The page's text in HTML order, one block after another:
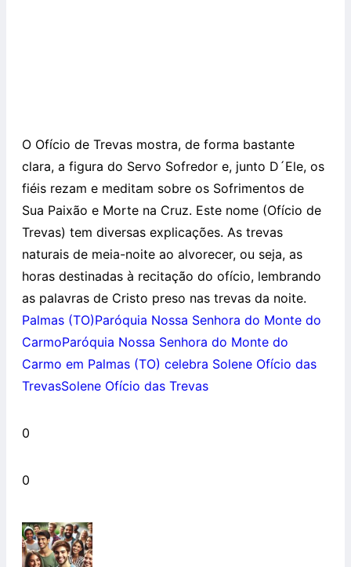
O Ofício de Trevas mostra, de forma bastante
clara, a figura do Servo Sofredor e, junto D´Ele, os
fiéis rezam e meditam sobre os Sofrimentos de
Sua Paixão e Morte na Cruz. Este nome (Ofício de
Trevas) tem diversas explicações. As trevas
naturais de meia-noite ao alvorecer, ou seja, as
horas destinadas à recitação do ofício, lembrando
as palavras de Cristo preso nas trevas da noite.
Palmas (TO)Paróquia Nossa Senhora do Monte do
CarmoParóquia Nossa Senhora do Monte do
Carmo em Palmas (TO) celebra Solene Ofício das
TrevasSolene Ofício das Trevas
0
0